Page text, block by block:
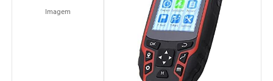
Imagem